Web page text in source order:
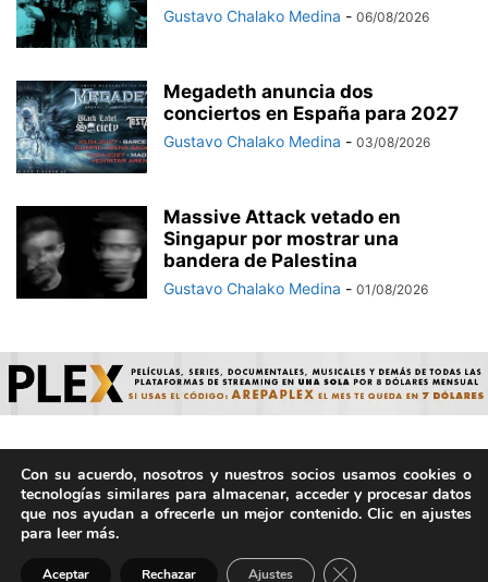
Gustavo Chalako Medina - 06/08/2026
Megadeth anuncia dos
conciertos en España para 2027
Gustavo Chalako Medina - 03/08/2026
Massive Attack vetado en
Singapur por mostrar una
bandera de Palestina
Gustavo Chalako Medina - 01/08/2026
© ArepaVolatil.Com 2021-2025 - Hecho por humanos, no por
IA. | Todos los derechos reservados.
Con su acuerdo, nosotros y nuestros socios usamos cookies o
tecnologías similares para almacenar, acceder y procesar datos
que nos ayudan a ofrecerle un mejor contenido. Clic en ajustes
para leer más.
Aceptar Rechazar Ajustes Cerrar el banner de